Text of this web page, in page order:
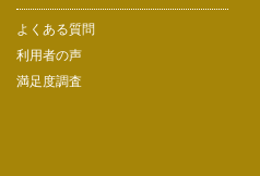
よくある質問
利用者の声
満足度調査